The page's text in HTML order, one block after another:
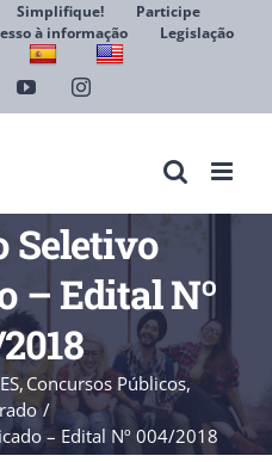
Simplifique!
Participe
à informação
Legislação
YouTubeInstagram
Seletivo
– Edital Nº
Concursos Públicos
– Edital Nº 004/2018